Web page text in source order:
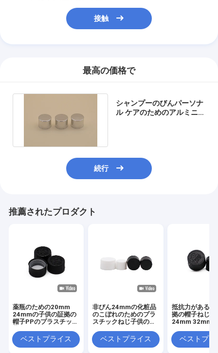
接触
最高の価格で
シャンプーのびんパーソナ
ル ケアのためのアルミニ
続行
推薦されたプロダクト
薬瓶のための20mm
24mmの子供の証拠の
帽子PPのプラスチック
ベストプライス
非びん24mmの化粧品
のこぼれのためのプラ
スチックねじ子供の証
ベストプライス
抵抗力がある子
拠の帽子ねじ閉
24mm 32mm
ベストプラ